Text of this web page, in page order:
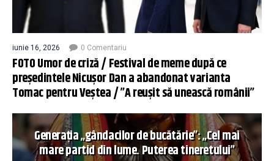
iunie 16, 2026 0 Comentariu
FOTO Umor de criză / Festival de meme după ce
președintele Nicușor Dan a abandonat varianta
Tomac pentru Veștea / ”A reușit să unească românii”
Generația „gândacilor de bucătărie”: „Cel mai
mare partid din lume. Puterea tineretului”